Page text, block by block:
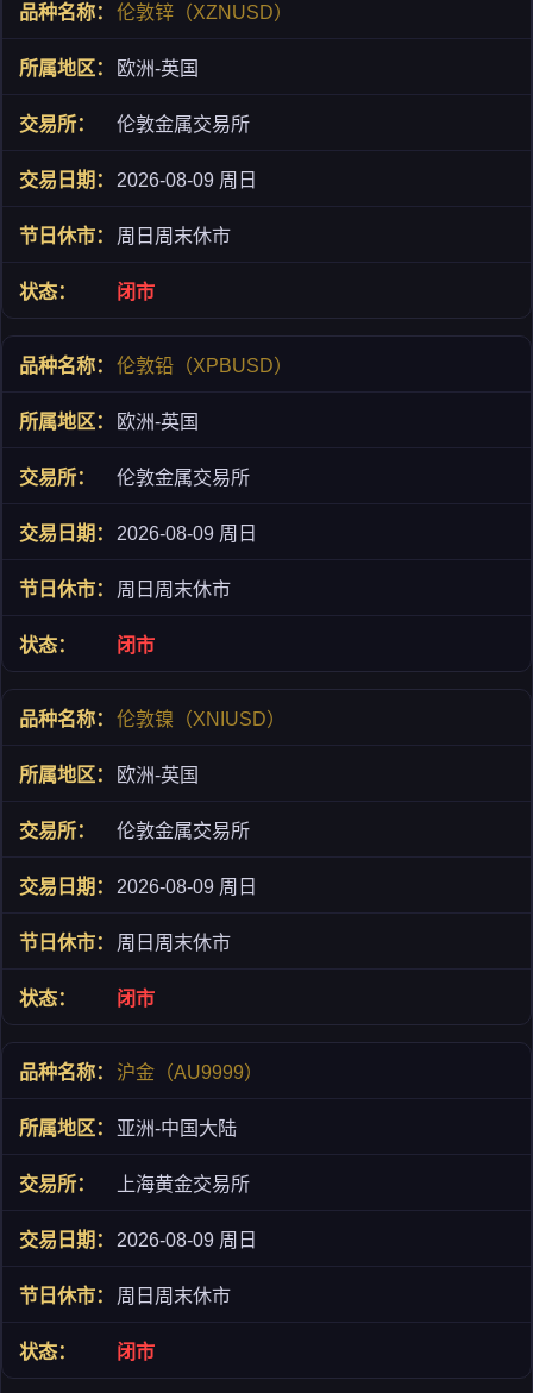
伦敦锌（XZNUSD）
欧洲-英国
伦敦金属交易所
2026-08-09 周日
周日周末休市
闭市
伦敦铅（XPBUSD）
欧洲-英国
伦敦金属交易所
2026-08-09 周日
周日周末休市
闭市
伦敦镍（XNIUSD）
欧洲-英国
伦敦金属交易所
2026-08-09 周日
周日周末休市
闭市
沪金（AU9999）
亚洲-中国大陆
上海黄金交易所
2026-08-09 周日
周日周末休市
闭市